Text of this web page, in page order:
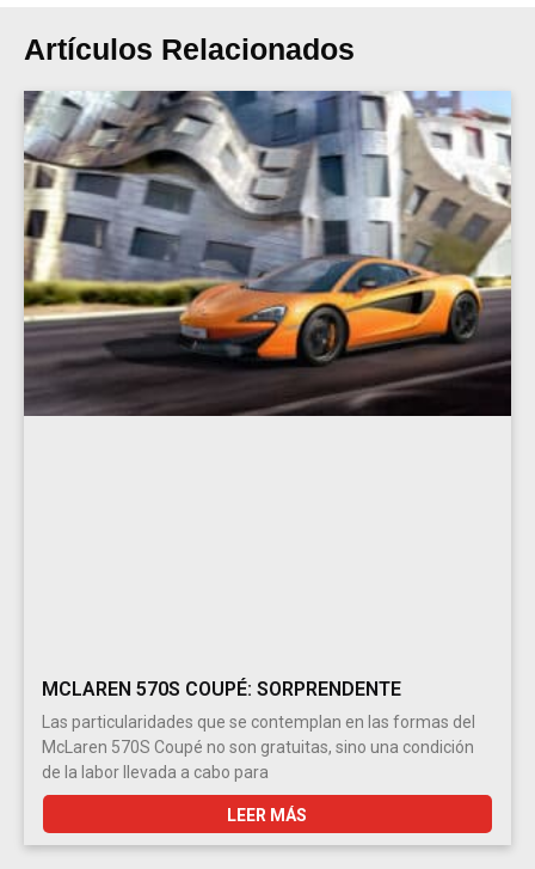
Artículos Relacionados
MCLAREN 570S COUPÉ: SORPRENDENTE
Las particularidades que se contemplan en las formas del
McLaren 570S Coupé no son gratuitas, sino una condición
de la labor llevada a cabo para
LEER MÁS